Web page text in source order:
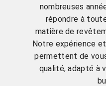
nombreuses
répondre à
matière de
Notre expérience
permettent de
qualité, adapté à